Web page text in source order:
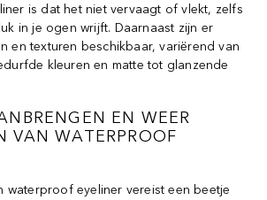
is dat het niet vervaagt of vlekt, zelfs
in je ogen wrijft. Daarnaast zijn er
en texturen beschikbaar, variërend van
kleuren en matte tot glanzende
EN WEER
VAN WATERPROOF
waterproof eyeliner vereist een beetje